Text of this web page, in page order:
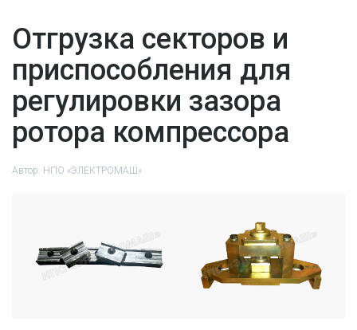
Отгрузка секторов и
приспособления для
регулировки зазора
ротора компрессора
Автор: НПО «ЭЛЕКТРОМАШ»